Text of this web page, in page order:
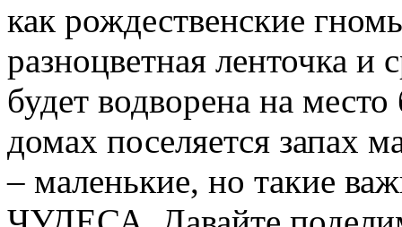
как рождественские
разноцветная ленточка и
будет водворена на
домах поселяется запах
– маленькие, но такие